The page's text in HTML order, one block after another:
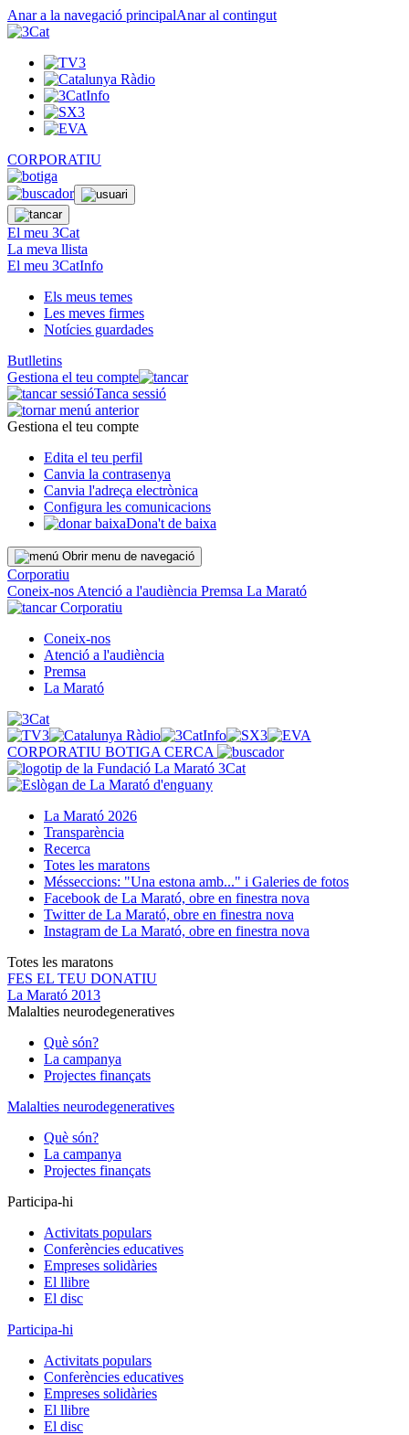
Anar a la navegació principalAnar al contingut
CORPORATIU
El meu 3Cat
La meva llista
El meu 3CatInfo
Els meus temes
Les meves firmes
Notícies guardades
Butlletins
Gestiona el teu compte
Tanca sessió
Gestiona el teu compte
Edita el teu perfil
Canvia la contrasenya
Canvia l'adreça electrònica
Configura les comunicacions
Dona't de baixa
Obrir menu de navegació
Corporatiu
Coneix-nos Atenció a l'audiència Premsa La Marató
Corporatiu
Coneix-nos
Atenció a l'audiència
Premsa
La Marató
CORPORATIU BOTIGA CERCA
La Marató 2026
Transparència
Recerca
Totes les maratons
Mésseccions: "Una estona amb..." i Galeries de fotos
Facebook de La Marató, obre en finestra nova
Twitter de La Marató, obre en finestra nova
Instagram de La Marató, obre en finestra nova
Totes les maratons
FES EL TEU DONATIU
La Marató 2013
Malalties neurodegeneratives
Què són?
La campanya
Projectes finançats
Malalties neurodegeneratives
Què són?
La campanya
Projectes finançats
Participa-hi
Activitats populars
Conferències educatives
Empreses solidàries
El llibre
El disc
Participa-hi
Activitats populars
Conferències educatives
Empreses solidàries
El llibre
El disc